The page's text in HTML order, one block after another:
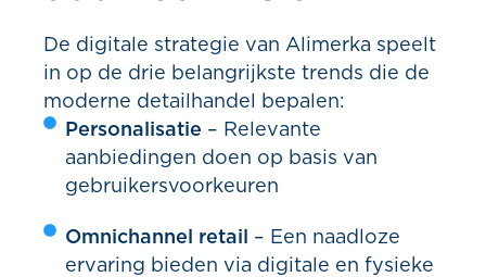
De digitale strategie van Alimerka speelt
in op de drie belangrijkste trends die de
moderne detailhandel bepalen:
Personalisatie – Relevante
aanbiedingen doen op basis van
gebruikersvoorkeuren
Omnichannel retail
– Een naadloze
ervaring bieden via digitale en fysieke